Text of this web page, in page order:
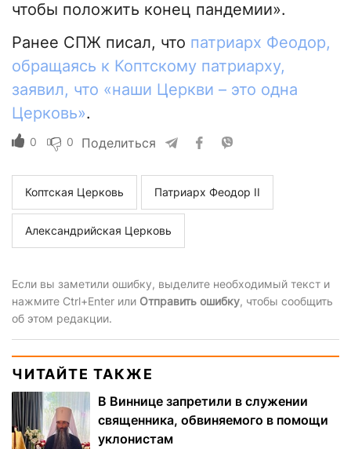
чтобы положить конец пандемии».
Ранее СПЖ писал, что патриарх Феодор,
обращаясь к Коптскому патриарху,
заявил, что «наши Церкви – это одна
Церковь».
0 0 Поделиться
Коптская Церковь Патриарх Феодор II
Александрийская Церковь
Если вы заметили ошибку, выделите необходимый текст и
нажмите Ctrl+Enter или Отправить ошибку, чтобы сообщить
об этом редакции.
ЧИТАЙТЕ ТАКЖЕ
В Виннице запретили в служении
священника, обвиняемого в помощи
уклонистам